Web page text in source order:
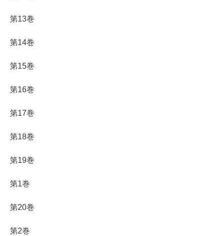
第13巻
第14巻
第15巻
第16巻
第17巻
第18巻
第19巻
第1巻
第20巻
第2巻